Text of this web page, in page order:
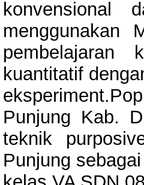
konvensional
menggunakan
pembelajaran
kuantitatif
Punjung Kab.
teknik
Punjung